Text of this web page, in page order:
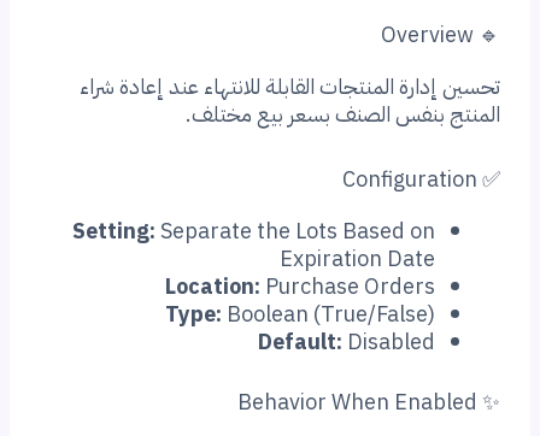
🔹 Overview
تحسين إدارة المنتجات القابلة للانتهاء عند إعادة شراء
المنتج بنفس الصنف بسعر بيع مختلف.
✅ Configuration
Setting: Separate the Lots Based on
Expiration Date
Location: Purchase Orders
Type: Boolean (True/False)
Default: Disabled
✨ Behavior When Enabled